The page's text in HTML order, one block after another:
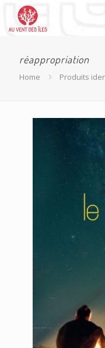
réappropriation
Home Produits